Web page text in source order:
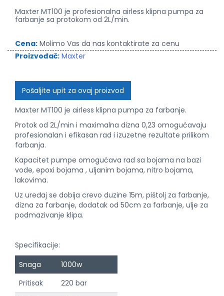
Maxter MT100 je profesionalna airless klipna pumpa za
farbanje sa protokom od 2L/min.
Cena: Molimo Vas da nas kontaktirate za cenu
Proizvođač: Maxter
Pošaljite upit za ovaj proizvod
Maxter MT100 je airless klipna pumpa za farbanje.
Protok od 2L/min i maximalna dizna 0,23 omogućavaju
profesionalan i efikasan rad i izuzetne rezultate prilikom
farbanja.
Kapacitet pumpe omogućava rad sa bojama na bazi
vode, epoxi bojama , uljanim bojama, nitro bojama,
lakovima.
Uz uređaj se dobija crevo duzine 15m, pištolj za farbanje,
dizna za farbanje, dodatak od 50cm za farbanje, ulje za
podmazivanje klipa.
Specifikacije:
Snaga
1000w
Pritisak
220 bar